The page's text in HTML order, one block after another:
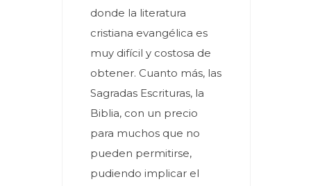
donde la literatura
cristiana evangélica es
muy difícil y costosa de
obtener. Cuanto más, las
Sagradas Escrituras, la
Biblia, con un precio
para muchos que no
pueden permitirse,
pudiendo implicar el